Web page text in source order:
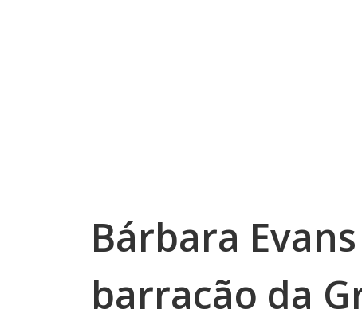
Bárbara
barracão da